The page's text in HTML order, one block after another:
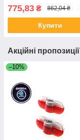
775,83 ₴ 862,04 ₴
Купити
Акційні
–10%